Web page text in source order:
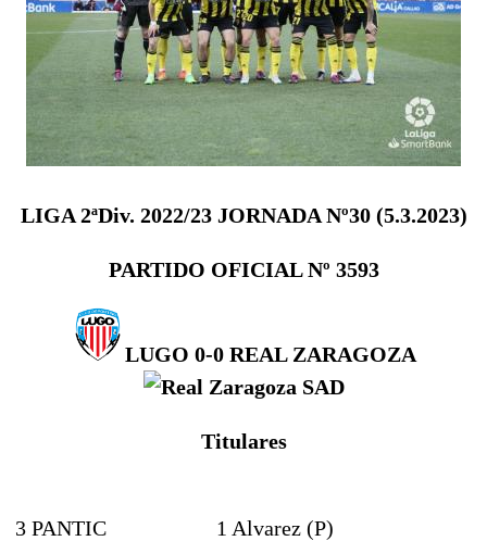
LIGA 2ªDiv. 2022/23 JORNADA Nº30 (5.3.2023)
PARTIDO OFICIAL Nº 3593
LUGO 0-0 REAL ZARAGOZA
Titulares
3 PANTIC
1 Alvarez (P)